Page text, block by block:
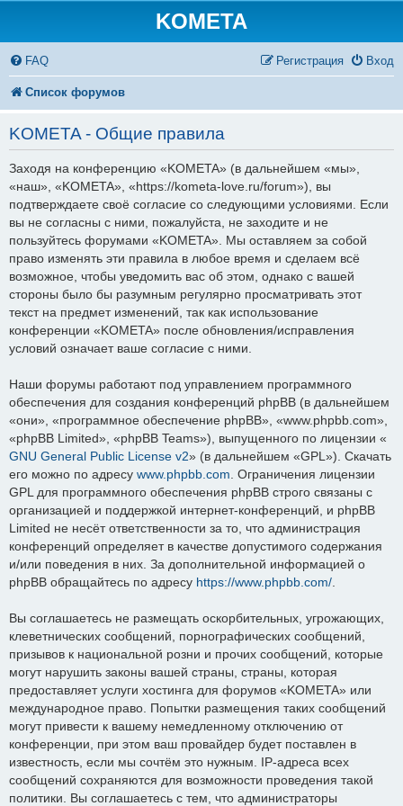
KOMETA
FAQ Вход
Регистрация
Список форумов
KOMETA - Общие правила
Заходя на конференцию «KOMETA» (в дальнейшем «мы»,
«наш», «KOMETA», «https://kometa-love.ru/forum»), вы
подтверждаете своё согласие со следующими условиями. Если
вы не согласны с ними, пожалуйста, не заходите и не
пользуйтесь форумами «KOMETA». Мы оставляем за собой
право изменять эти правила в любое время и сделаем всё
возможное, чтобы уведомить вас об этом, однако с вашей
стороны было бы разумным регулярно просматривать этот
текст на предмет изменений, так как использование
конференции «KOMETA» после обновления/исправления
условий означает ваше согласие с ними.
Наши форумы работают под управлением программного
обеспечения для создания конференций phpBB (в дальнейшем
«они», «программное обеспечение phpBB», «www.phpbb.com»,
«phpBB Limited», «phpBB Teams»), выпущенного по лицензии «
GNU General Public License v2» (в дальнейшем «GPL»). Скачать
его можно по адресу www.phpbb.com . Ограничения лицензии
GPL для программного обеспечения phpBB строго связаны с
организацией и поддержкой интернет-конференций, и phpBB
Limited не несёт ответственности за то, что администрация
конференций определяет в качестве допустимого содержания
и/или поведения в них. За дополнительной информацией о
phpBB обращайтесь по адресу https://www.phpbb.com/
Вы соглашаетесь не размещать оскорбительных, угрожающих,
клеветнических сообщений, порнографических сообщений,
призывов к национальной розни и прочих сообщений, которые
могут нарушить законы вашей страны, страны, которая
предоставляет услуги хостинга для форумов «KOMETA» или
международное право. Попытки размещения таких сообщений
могут привести к вашему немедленному отключению от
конференции, при этом ваш провайдер будет поставлен в
известность, если мы сочтём это нужным. IP-адреса всех
сообщений сохраняются для возможности проведения такой
политики. Вы соглашаетесь с тем, что администраторы